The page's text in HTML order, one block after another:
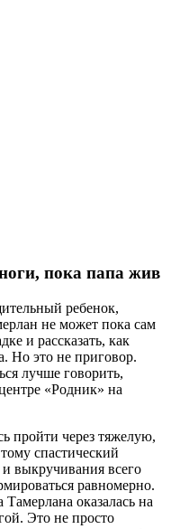
пока папа жив
ребенок,
не может пока сам
и рассказать, как
Но это не приговор.
лучше говорить,
«Родник» на
пройти через тяжелую,
спастический
выкручивания всего
равномерно.
оказалась на
Это не просто